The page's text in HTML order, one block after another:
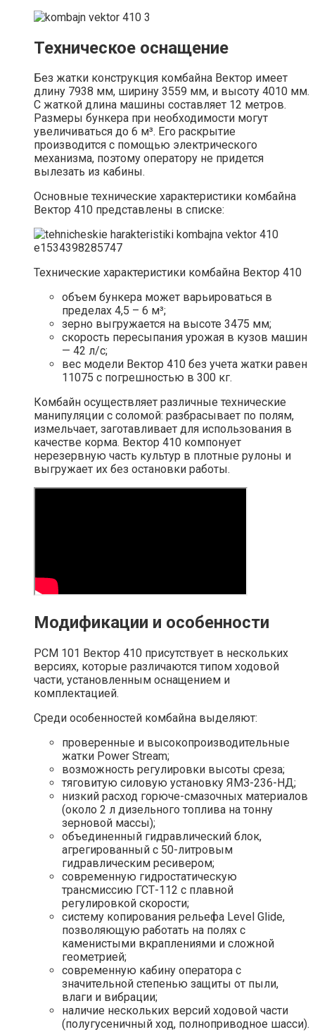
Техническое оснащение
Без жатки конструкция комбайна Вектор имеет
длину 7938 мм, ширину 3559 мм, и высоту 4010 мм.
С жаткой длина машины составляет 12 метров.
Размеры бункера при необходимости могут
увеличиваться до 6 м³. Его раскрытие
производится с помощью электрического
механизма, поэтому оператору не придется
вылезать из кабины.
Основные технические характеристики комбайна
Вектор 410 представлены в списке:
Технические характеристики комбайна Вектор 410
объем бункера может варьироваться в
пределах 4,5 – 6 м³;
зерно выгружается на высоте 3475 мм;
скорость пересыпания урожая в кузов машин
— 42 л/с;
вес модели Вектор 410 без учета жатки равен
11075 с погрешностью в 300 кг.
Комбайн осуществляет различные технические
манипуляции с соломой: разбрасывает по полям,
измельчает, заготавливает для использования в
качестве корма. Вектор 410 компонует
нерезервную часть культур в плотные рулоны и
выгружает их без остановки работы.
Модификации и особенности
РСМ 101 Вектор 410 присутствует в нескольких
версиях, которые различаются типом ходовой
части, установленным оснащением и
комплектацией.
Среди особенностей комбайна выделяют:
проверенные и высокопроизводительные
жатки Power Stream;
возможность регулировки высоты среза;
тяговитую силовую установку ЯМЗ-236-НД;
низкий расход горюче-смазочных материалов
(около 2 л дизельного топлива на тонну
зерновой массы);
объединенный гидравлический блок,
агрегированный с 50-литровым
гидравлическим ресивером;
современную гидростатическую
трансмиссию ГСТ-112 с плавной
регулировкой скорости;
систему копирования рельефа Level Glide,
позволяющую работать на полях с
каменистыми вкраплениями и сложной
геометрией;
современную кабину оператора с
значительной степенью защиты от пыли,
влаги и вибрации;
наличие нескольких версий ходовой части
(полугусеничный ход, полноприводное шасси).